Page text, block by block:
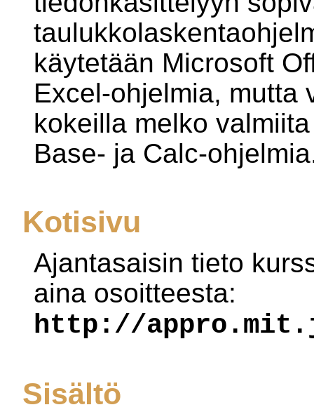
käytetään Microsoft
Excel-ohjelmia, mutta
kokeilla melko
Base- ja Calc-
Kotisivu
Ajantasaisin tieto
aina osoitteesta:
http://
Sisältö